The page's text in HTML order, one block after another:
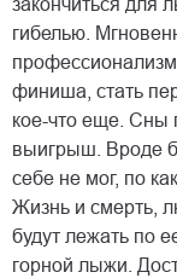
закончиться для
гибелью.
финиша, стать
кое-что еще. Сны
выигрыш. Вроде
себе не мог, по
Жизнь и смерть,
будут лежать по
горной лыжи.